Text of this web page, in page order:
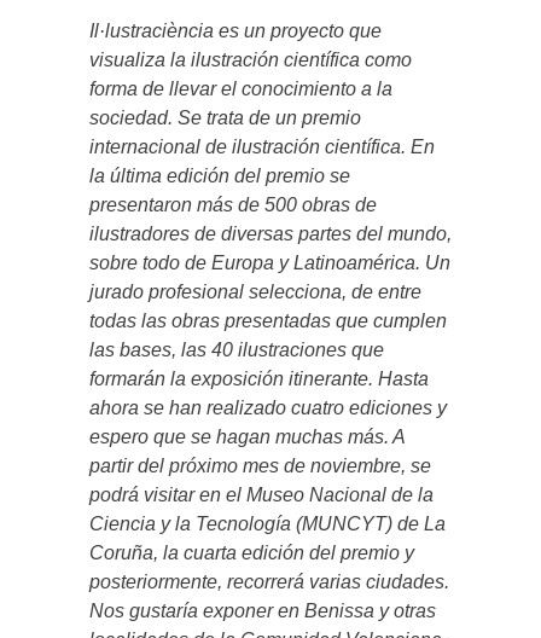
Il·lustraciència es un proyecto que
visualiza la ilustración científica como
forma de llevar el conocimiento a la
sociedad. Se trata de un premio
internacional de ilustración científica. En
la última edición del premio se
presentaron más de 500 obras de
ilustradores de diversas partes del mundo,
sobre todo de Europa y Latinoamérica. Un
jurado profesional selecciona, de entre
todas las obras presentadas que cumplen
las bases, las 40 ilustraciones que
formarán la exposición itinerante. Hasta
ahora se han realizado cuatro ediciones y
espero que se hagan muchas más. A
partir del próximo mes de noviembre, se
podrá visitar en el Museo Nacional de la
Ciencia y la Tecnología (MUNCYT) de La
Coruña, la cuarta edición del premio y
posteriormente, recorrerá varias ciudades.
Nos gustaría exponer en Benissa y otras